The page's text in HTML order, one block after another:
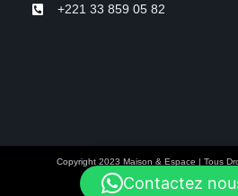
+221 33 859 05 82
Copyright 2023 Maison & Espace | Tous
Contactez